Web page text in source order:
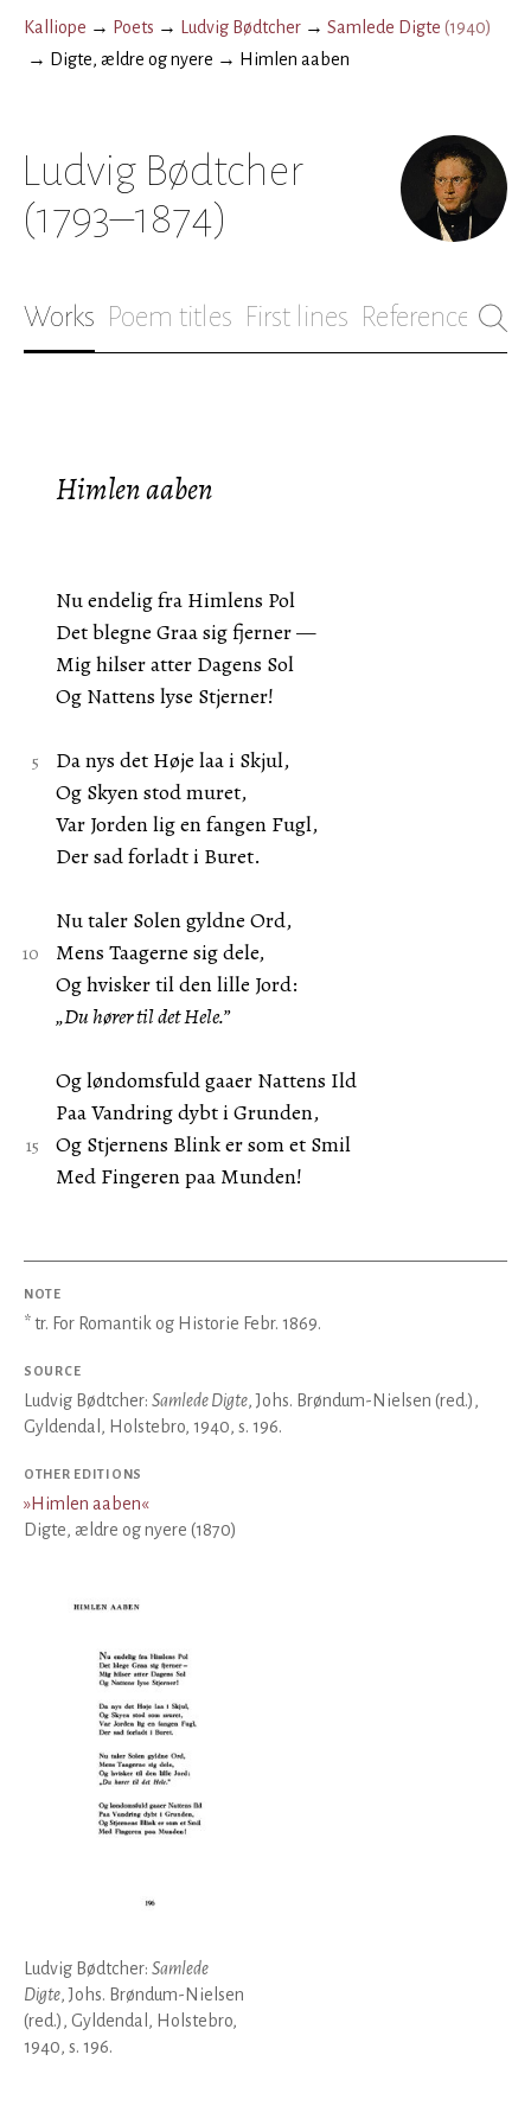
Kalliope → Poets → Ludvig Bødtcher → Samlede Digte (1940)
→ Digte, ældre og nyere → Himlen aaben
Ludvig Bødtcher
(1793–1874)
Works Poem titles First lines References
Himlen aaben
Nu endelig fra Himlens Pol
Det blegne Graa sig fjerner —
Mig hilser atter Dagens Sol
Og Nattens lyse Stjerner!
Da nys det Høje laa i Skjul,
Og Skyen stod muret,
Var Jorden lig en fangen Fugl,
Der sad forladt i Buret.
Nu taler Solen gyldne Ord,
Mens Taagerne sig dele,
Og hvisker til den lille Jord:
„Du hører til det Hele.”
Og løndomsfuld gaaer Nattens Ild
Paa Vandring dybt i Grunden,
Og Stjernens Blink er som et Smil
Med Fingeren paa Munden!
NOTE
* tr. For Romantik og Historie Febr. 1869.
SOURCE
Ludvig Bødtcher: Samlede Digte, Johs. Brøndum-Nielsen (red.),
Gyldendal, Holstebro, 1940, s. 196.
OTHER EDITIONS
»Himlen aaben«
Digte, ældre og nyere (1870)
Ludvig Bødtcher: Samlede
Digte, Johs. Brøndum-Nielsen
(red.), Gyldendal, Holstebro,
1940, s. 196.